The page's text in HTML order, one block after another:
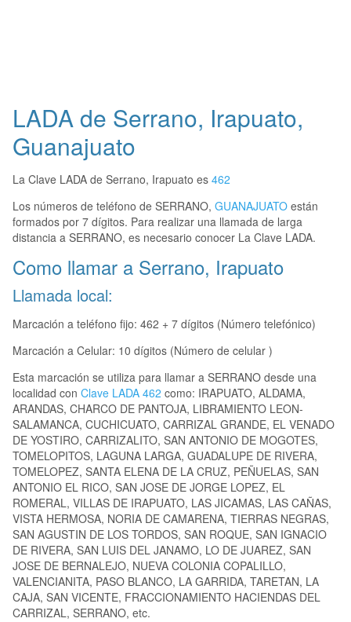
LADA de Serrano, Irapuato,
Guanajuato
La Clave LADA de Serrano, Irapuato es 462
Los números de teléfono de SERRANO, GUANAJUATO están
formados por 7 dígitos. Para realizar una llamada de larga
distancia a SERRANO, es necesario conocer La Clave LADA.
Como llamar a Serrano, Irapuato
Llamada local:
Marcación a teléfono fijo: 462 + 7 dígitos (Número telefónico)
Marcación a Celular: 10 dígitos (Número de celular )
Esta marcación se utiliza para llamar a SERRANO desde una
localidad con Clave LADA 462 como: IRAPUATO, ALDAMA,
ARANDAS, CHARCO DE PANTOJA, LIBRAMIENTO LEON-
SALAMANCA, CUCHICUATO, CARRIZAL GRANDE, EL VENADO
DE YOSTIRO, CARRIZALITO, SAN ANTONIO DE MOGOTES,
TOMELOPITOS, LAGUNA LARGA, GUADALUPE DE RIVERA,
TOMELOPEZ, SANTA ELENA DE LA CRUZ, PEÑUELAS, SAN
ANTONIO EL RICO, SAN JOSE DE JORGE LOPEZ, EL
ROMERAL, VILLAS DE IRAPUATO, LAS JICAMAS, LAS CAÑAS,
VISTA HERMOSA, NORIA DE CAMARENA, TIERRAS NEGRAS,
SAN AGUSTIN DE LOS TORDOS, SAN ROQUE, SAN IGNACIO
DE RIVERA, SAN LUIS DEL JANAMO, LO DE JUAREZ, SAN
JOSE DE BERNALEJO, NUEVA COLONIA COPALILLO,
VALENCIANITA, PASO BLANCO, LA GARRIDA, TARETAN, LA
CAJA, SAN VICENTE, FRACCIONAMIENTO HACIENDAS DEL
CARRIZAL, SERRANO, etc.